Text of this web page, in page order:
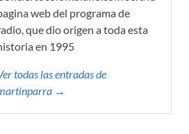
web del programa de
que dio origen a toda esta
en 1995
todas las entradas de
→